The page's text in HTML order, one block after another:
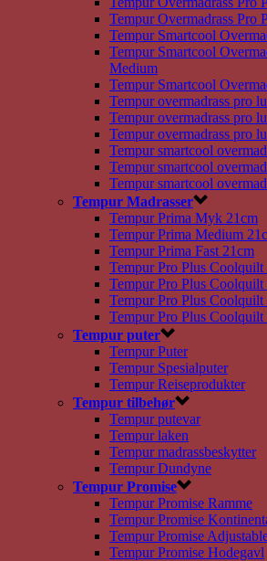
Tempur Overmadrass Pro
Tempur Smartcool
Tempur Smartcool
Medium
Tempur Smartcool
Tempur overmadrass pro
Tempur overmadrass pro
Tempur overmadrass pro
Tempur smartcool
Tempur smartcool
Tempur smartcool
Tempur Madrasser
Tempur Prima Myk 21cm
Tempur Prima Medium
Tempur Prima Fast 21cm
Tempur Pro Plus Coolquilt
Tempur Pro Plus Coolquilt
Tempur Pro Plus Coolquilt
Tempur Pro Plus Coolquilt
Tempur puter
Tempur Puter
Tempur Spesialputer
Tempur Reiseprodukter
Tempur tilbehør
Tempur putevar
Tempur laken
Tempur madrassbeskytter
Tempur Dundyne
Tempur Promise
Tempur Promise Ramme
Tempur Promise
Tempur Promise
Tempur Promise Hodegavl